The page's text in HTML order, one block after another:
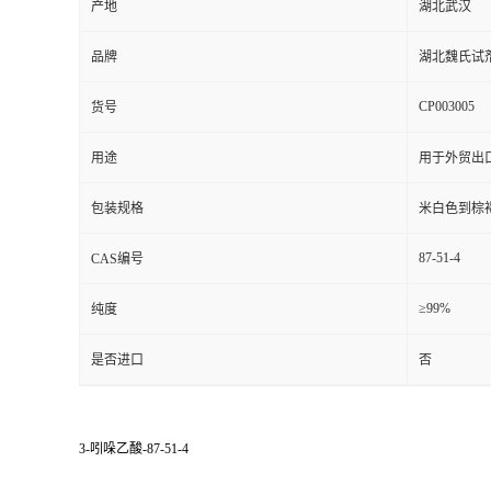
产地 湖北武汉
品牌 湖北魏氏试
货号 CP003005
用途 用于外贸出
包装规格 米白色到棕
CAS编号 87-51-4
纯度 ≥99%
是否进口 否
3-吲哚乙酸-87-51-4